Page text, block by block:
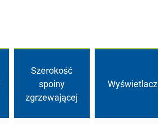
Szerokość
spoiny
zgrzewającej
Wyświetlacz